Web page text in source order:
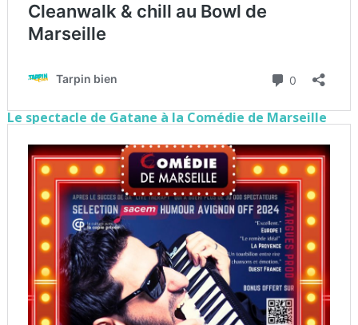
Le spectacle de Gatane à la Comédie de Marseille